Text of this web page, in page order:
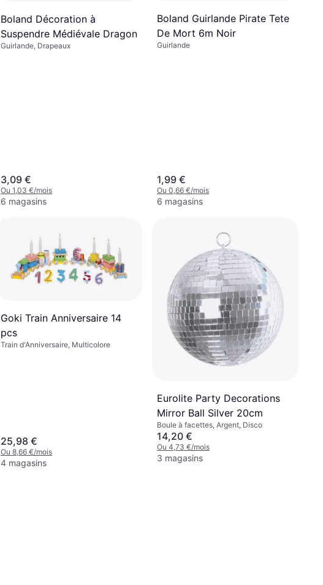
Boland Décoration à
Suspendre Médiévale Dragon
Guirlande, Drapeaux
3,09 €
Ou 1,03 €/mois
6 magasins
Boland Guirlande Pirate Tete
De Mort 6m Noir
Guirlande
1,99 €
Ou 0,66 €/mois
6 magasins
Goki Train Anniversaire 14
pcs
Train d'Anniversaire, Multicolore
25,98 €
Ou 8,66 €/mois
4 magasins
Eurolite Party Decorations
Mirror Ball Silver 20cm
Boule à facettes, Argent, Disco
14,20 €
Ou 4,73 €/mois
3 magasins